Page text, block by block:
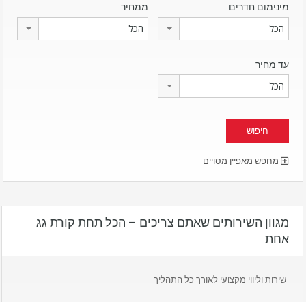
מינימום חדרים
הכל
ממחיר
הכל
עד מחיר
הכל
מחפש מאפיין מסויים
מגוון השירותים שאתם צריכים – הכל תחת קורת גג
אחת
שירות וליווי מקצועי לאורך כל התהליך